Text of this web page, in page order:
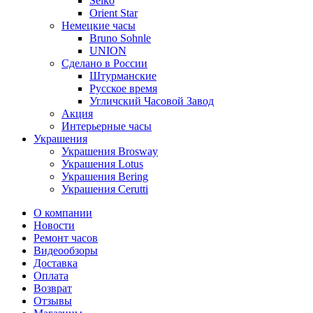
Orient Star
Немецкие часы
Bruno Sohnle
UNION
Сделано в России
Штурманские
Русское время
Угличский Часовой Завод
Акция
Интерьерные часы
Украшения
Украшения Brosway
Украшения Lotus
Украшения Bering
Украшения Cerutti
О компании
Новости
Ремонт часов
Видеообзоры
Доставка
Оплата
Возврат
Отзывы